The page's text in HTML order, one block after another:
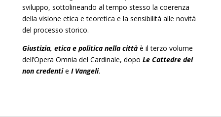
sviluppo, sottolineando al tempo stesso la coerenza
della visione etica e teoretica e la sensibilità alle novità
del processo storico.
Giustizia, etica e politica nella cittàè il terzo volume
dell’Opera Omnia del Cardinale, dopo Le Cattedre dei
non credentie I Vangeli.